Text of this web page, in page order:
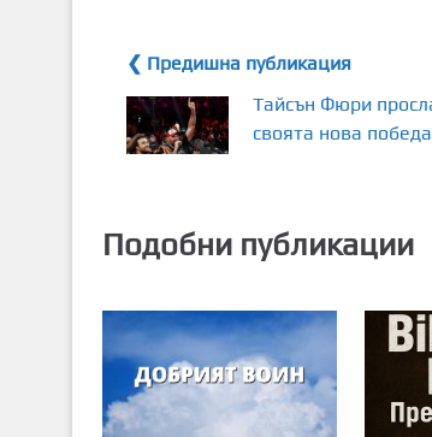
❮ Предишна публикация
Тайсън Фюри
своята нова победа
Подобни публикации